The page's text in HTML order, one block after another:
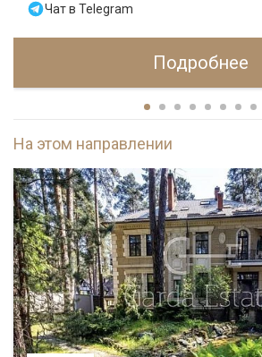
Чат в Telegram
Подробнее
На этом направлении